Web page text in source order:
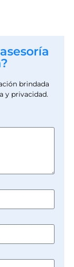
brindada
y privacidad.